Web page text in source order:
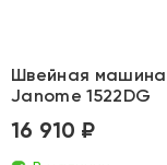
Швейная машина
Janome 1522DG
16 910 ₽